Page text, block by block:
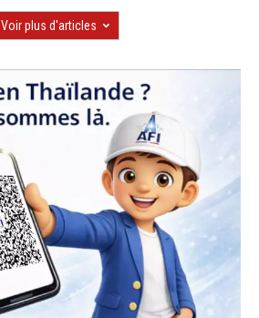
Voir plus d'articles